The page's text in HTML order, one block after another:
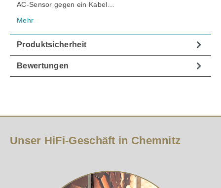
AC-Sensor gegen ein Kabel…
Mehr
Produktsicherheit
Bewertungen
Unser HiFi-Geschäft in Chemnitz